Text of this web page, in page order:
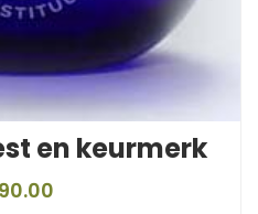
en keurmerk